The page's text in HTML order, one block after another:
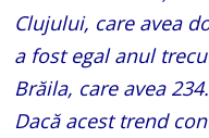
Clujului, care avea
a fost egal anul
Brăila, care avea
Dacă acest trend